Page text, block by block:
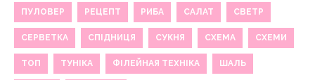
ПУЛОВЕР РЕЦЕПТ РИБА САЛАТ СВЕТР
СЕРВЕТКА СПІДНИЦЯ СУКНЯ СХЕМА СХЕМИ
ТОП ТУНІКА ФІЛЕЙНАЯ ТЕХНІКА ШАЛЬ